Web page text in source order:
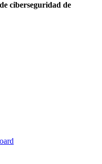
ciberseguridad de